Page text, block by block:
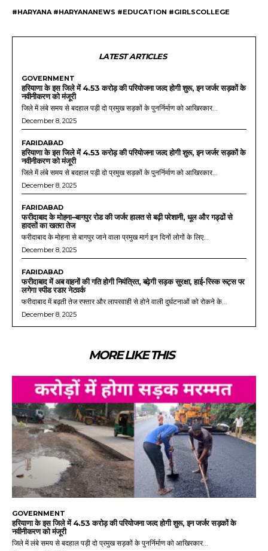
#HARYANA #HARYANANEWS #EDUCATION #GIRLSCOLLEGE
LATEST ARTICLES
GOVERNMENT
हरियाणा के इस जिले में 4.53 करोड़ की परियोजना जल्द होगी शुरू, इन जर्जर सड़कों के
नवीनीकरण को मंजूरी
जिले में लंबे समय से बदहाल पड़ी दो प्रमुख सड़कों के पुनर्निर्माण को आखिरकार...
December 8, 2025
FARIDABAD
हरियाणा के इस जिले में 4.53 करोड़ की परियोजना जल्द होगी शुरू, इन जर्जर सड़कों के
नवीनीकरण को मंजूरी
जिले में लंबे समय से बदहाल पड़ी दो प्रमुख सड़कों के पुनर्निर्माण को आखिरकार...
December 8, 2025
FARIDABAD
फरीदाबाद के मोहना–बागपुर रोड की जर्जर हालत से बढ़ी परेशानी, धूल और गड्ढों से
हादसों का खतरा तेज
फरीदाबाद के मोहना से बागपुर जाने वाला प्रमुख मार्ग इन दिनों लोगों के लिए...
December 8, 2025
FARIDABAD
फरीदाबाद में अब वाहनों की गति होगी नियंत्रित, बढ़ेगी सड़क सुरक्षा, हाई-रिस्क रूट्स पर
लगेगा स्पीड रडार नेटवर्क
फरीदाबाद में बढ़ती तेज रफ्तार और लापरवाही से होने वाली दुर्घटनाओं को रोकने के...
December 8, 2025
MORE LIKE THIS
GOVERNMENT
हरियाणा के इस जिले में 4.53 करोड़ की परियोजना जल्द होगी शुरू, इन जर्जर सड़कों के
नवीनीकरण को मंजूरी
जिले में लंबे समय से बदहाल पड़ी दो प्रमुख सड़कों के पुनर्निर्माण को आखिरकार...